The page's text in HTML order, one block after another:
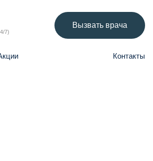
7)
Вызвать врача
Контакты